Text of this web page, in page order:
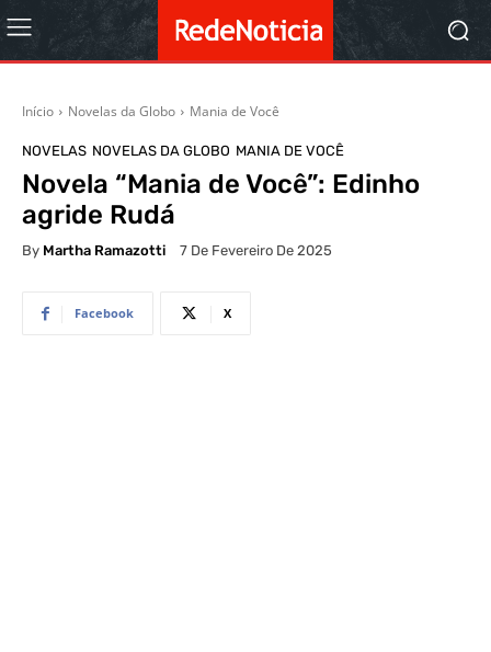
Início Novelas da Globo Mania de Você
NOVELAS NOVELAS DA GLOBO MANIA DE VOCÊ
Novela “Mania de Você”: Edinho
agride Rudá
By Martha Ramazotti 7 De Fevereiro De 2025
Facebook X